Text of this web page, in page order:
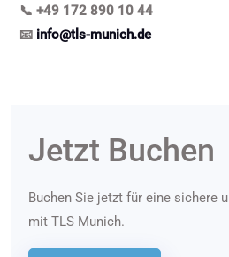
📞 +49 172 890 10 44
📧 info@tls-munich.de
Jetzt Buchen
Buchen Sie jetzt für eine sichere
mit TLS Munich.